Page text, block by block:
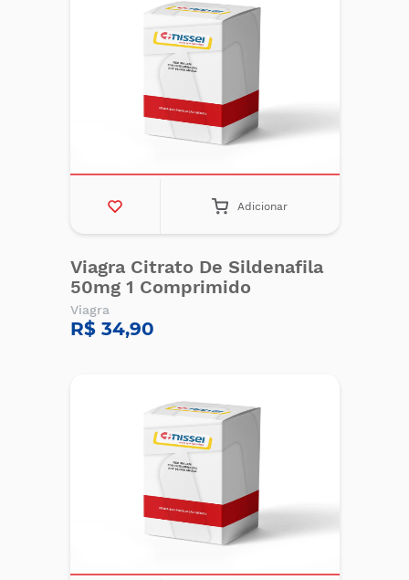
Adicionar
Viagra Citrato De Sildenafila
50mg 1 Comprimido
Viagra
R$ 34,90